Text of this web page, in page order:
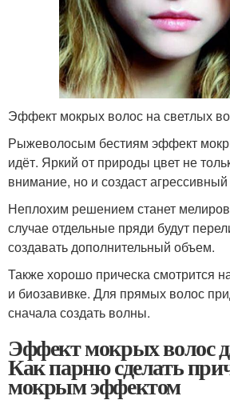
Эффект мокрых волос на светлых
Рыжеволосым бестиям эффект
идёт. Яркий от природы цвет не
внимание, но и создаст
Неплохим решением станет
случае отдельные пряди будут
создавать дополнительный объем.
Также хорошо прическа смотрится
и биозавивке. Для прямых волос
сначала создать волны.
Эффект мокрых волос
Как парню сделать
мокрым эффектом